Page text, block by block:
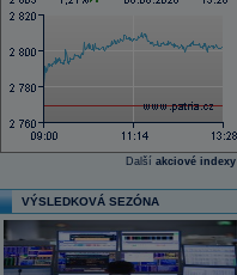
Další akciové indexy
VÝSLEDKOVÁ SEZÓNA